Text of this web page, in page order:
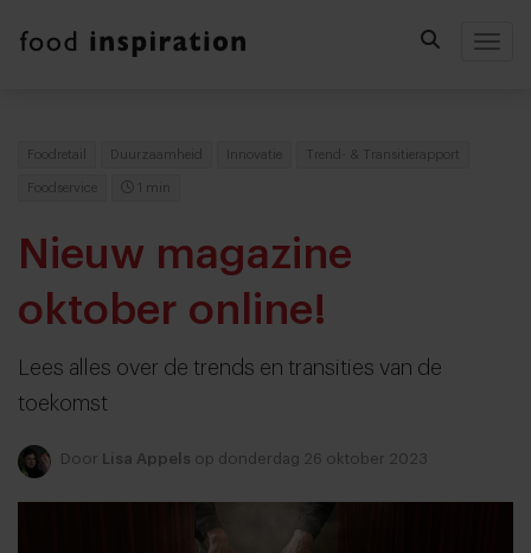
Foodretail Duurzaamheid Innovatie Trend- & Transitierapport
Foodservice 1 min
Nieuw magazine
oktober online!
Lees alles over de trends en transities van de
toekomst
Door Lisa Appels op donderdag 26 oktober 2023